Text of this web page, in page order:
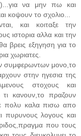
να μην πω και
κοψουν το σχολιο...
και κοιταξε την
ιστορια αλλα και την
βρεις εξηγηση για το
χωριατες.
συμφερωντων μονο,το
στην ηγεσια της
στοχους και
κανουν,το πραζουν
πολυ καλα πισω απο
πυρυνους λογους και
που τους